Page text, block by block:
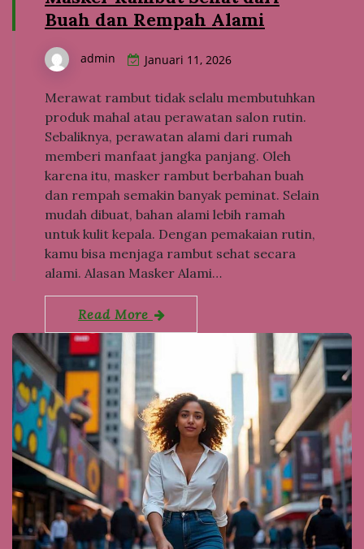
Buah dan Rempah Alami
admin Januari 11, 2026
Merawat rambut tidak selalu membutuhkan
produk mahal atau perawatan salon rutin.
Sebaliknya, perawatan alami dari rumah
memberi manfaat jangka panjang. Oleh
karena itu, masker rambut berbahan buah
dan rempah semakin banyak peminat. Selain
mudah dibuat, bahan alami lebih ramah
untuk kulit kepala. Dengan pemakaian rutin,
kamu bisa menjaga rambut sehat secara
alami. Alasan Masker Alami…
Read More